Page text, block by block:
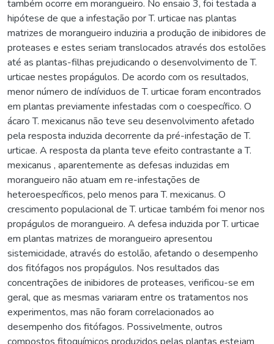
também ocorre em morangueiro. No ensaio 3, foi testada a
hipótese de que a infestação por T. urticae nas plantas
matrizes de morangueiro induziria a produção de inibidores de
proteases e estes seriam translocados através dos estolões
até as plantas-filhas prejudicando o desenvolvimento de T.
urticae nestes propágulos. De acordo com os resultados,
menor número de indíviduos de T. urticae foram encontrados
em plantas previamente infestadas com o coespecífico. O
ácaro T. mexicanus não teve seu desenvolvimento afetado
pela resposta induzida decorrente da pré-infestação de T.
urticae. A resposta da planta teve efeito contrastante a T.
mexicanus , aparentemente as defesas induzidas em
morangueiro não atuam em re-infestações de
heteroespecíficos, pelo menos para T. mexicanus. O
crescimento populacional de T. urticae também foi menor nos
propágulos de morangueiro. A defesa induzida por T. urticae
em plantas matrizes de morangueiro apresentou
sistemicidade, através do estolão, afetando o desempenho
dos fitófagos nos propágulos. Nos resultados das
concentrações de inibidores de proteases, verificou-se em
geral, que as mesmas variaram entre os tratamentos nos
experimentos, mas não foram correlacionados ao
desempenho dos fitófagos. Possivelmente, outros